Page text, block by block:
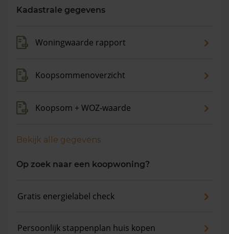
gemiddelde vraagprijs is €428.123. In de afgelopen 12
Kadastrale gegevens
Woningwaarde rapport
Koopsommenoverzicht
Koopsom + WOZ-waarde
Bekijk alle gegevens
Op zoek naar een koopwoning?
Gratis energielabel check
Persoonlijk stappenplan huis kopen